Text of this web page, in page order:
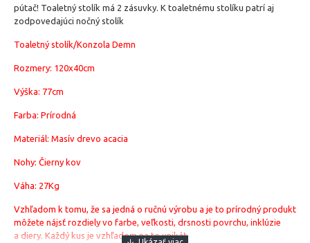
pútač! Toaletný stolík má 2 zásuvky. K toaletnému stolíku patrí aj
zodpovedajúci nočný stolík
Toaletný stolík/Konzola Demn
Rozmery: 120x40cm
Výška: 77cm
Farba: Prírodná
Materiál: Masív drevo acacia
Nohy: Čierny kov
Váha: 27Kg
Vzhľadom k tomu, že sa jedná o ručnú výrobu a je to prírodný produkt
môžete nájsť rozdiely vo farbe, veľkosti, drsnosti povrchu, inklúzie
a diery. Každý kus je vzhľadom na to unikát.